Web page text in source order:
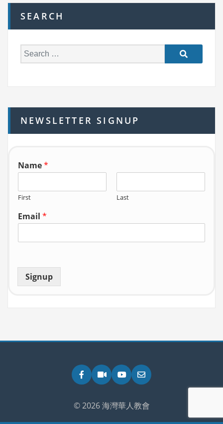
SEARCH
e
h
f
o
NEWSLETTER SIGNUP
Name*
First Last
Email *
Signup
Facebook
ZoomYouTube
Email
© 2026 海灣華人教會